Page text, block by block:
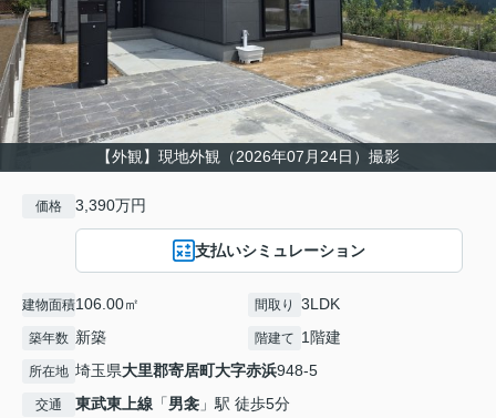
【外観】現地外観（2026年07月24日）撮影
価格 3,390万円
支払いシミュレーション
建物面積106.00㎡ 間取り 3LDK
築年数 新築 階建て 1階建
所在地 埼玉県大里郡寄居町大字赤浜948-5
交通 東武東上線 「男衾 」駅 徒歩5分